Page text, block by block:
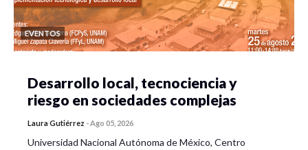
EVENTOS
Desarrollo local, tecnociencia y
riesgo en sociedades complejas
Laura Gutiérrez -Ago 05, 2026
Universidad Nacional Autónoma de México, Centro